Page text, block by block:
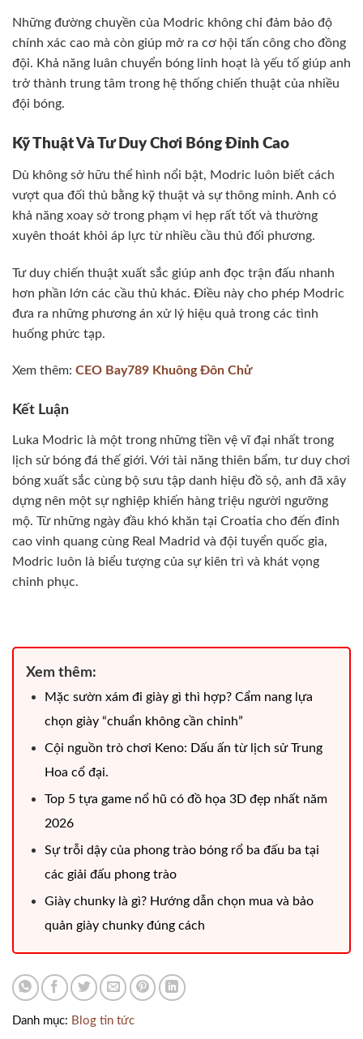
Những đường chuyền của Modric không chỉ đảm bảo độ
chính xác cao mà còn giúp mở ra cơ hội tấn công cho đồng
đội. Khả năng luân chuyển bóng linh hoạt là yếu tố giúp anh
trở thành trung tâm trong hệ thống chiến thuật của nhiều
đội bóng.
Kỹ Thuật Và Tư Duy Chơi Bóng Đỉnh Cao
Dù không sở hữu thể hình nổi bật, Modric luôn biết cách
vượt qua đối thủ bằng kỹ thuật và sự thông minh. Anh có
khả năng xoay sở trong phạm vi hẹp rất tốt và thường
xuyên thoát khỏi áp lực từ nhiều cầu thủ đối phương.
Tư duy chiến thuật xuất sắc giúp anh đọc trận đấu nhanh
hơn phần lớn các cầu thủ khác. Điều này cho phép Modric
đưa ra những phương án xử lý hiệu quả trong các tình
huống phức tạp.
Xem thêm: CEO Bay789 Khuông Đôn Chử
Kết Luận
Luka Modric là một trong những tiền vệ vĩ đại nhất trong
lịch sử bóng đá thế giới. Với tài năng thiên bẩm, tư duy chơi
bóng xuất sắc cùng bộ sưu tập danh hiệu đồ sộ, anh đã xây
dựng nên một sự nghiệp khiến hàng triệu người ngưỡng
mộ. Từ những ngày đầu khó khăn tại Croatia cho đến đỉnh
cao vinh quang cùng Real Madrid và đội tuyển quốc gia,
Modric luôn là biểu tượng của sự kiên trì và khát vọng
chinh phục.
Xem thêm:
Mặc sườn xám đi giày gì thì hợp? Cẩm nang lựa
chọn giày “chuẩn không cần chỉnh”
Cội nguồn trò chơi Keno: Dấu ấn từ lịch sử Trung
Hoa cổ đại.
Top 5 tựa game nổ hũ có đồ họa 3D đẹp nhất năm
2026
Sự trỗi dậy của phong trào bóng rổ ba đấu ba tại
các giải đấu phong trào
Giày chunky là gì? Hướng dẫn chọn mua và bảo
quản giày chunky đúng cách
Danh mục: Blog tin tức